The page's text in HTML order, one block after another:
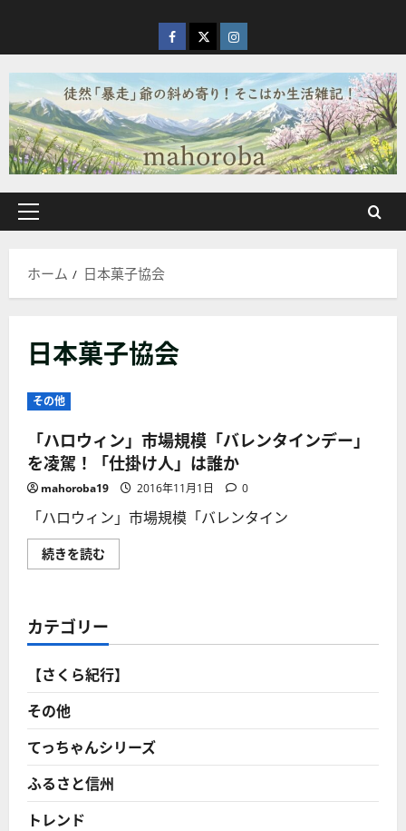
を
ス
キ
ッ
プ
facebook
X Instagram
メ
ン
ー
ホーム 日本菓子協会
日本菓子協会
その他
「ハロウィン」市場規模「バレンタインデー」
を凌駕！「仕掛け人」は誰か
mahoroba19 2016年11月1日 0
「ハロウィン」市場規模「バレンタイン
続きを読む
ロ
場
規
「バ
レ
ン
ン
デ
ー」
を
凌
駕！
「仕
カテゴリー
【さくら紀行】
その他
てっちゃんシリーズ
ふるさと信州
トレンド